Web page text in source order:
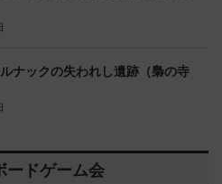
ナックの失われし遺跡（梟の寺
ードゲーム会